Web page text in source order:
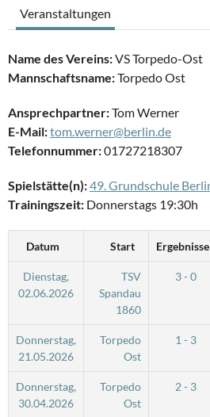
Veranstaltungen
Name des Vereins:VS Torpedo-Ost
Mannschaftsname:Torpedo Ost
Ansprechpartner:Tom Werner
E-Mail:tom.werner@berlin.de
Telefonnummer:01727218307
Spielstätte(n):49. Grundschule
Trainingszeit: Donnerstags 19:30h
Datum Start Ergebnisse
Dienstag,
02.06.2026
TSV
Spandau
1860
3 - 0
Donnerstag,
21.05.2026
Torpedo
Ost
1 - 3
Donnerstag,
30.04.2026
Torpedo
Ost
2 - 3